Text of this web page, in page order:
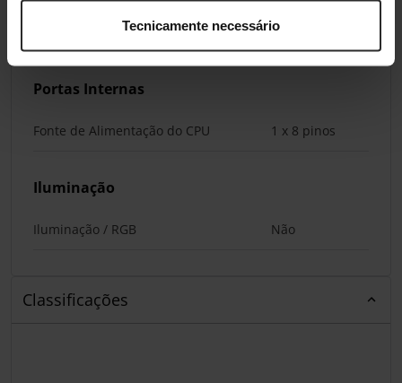
Tecnicamente necessário
Wi-Fi / Bluetooth Não
Portas Internas
Fonte de Alimentação do CPU 1 x 8 pinos
Iluminação
Iluminação / RGB Não
Classificações